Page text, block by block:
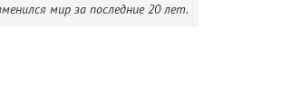
мир за последние 20 лет.